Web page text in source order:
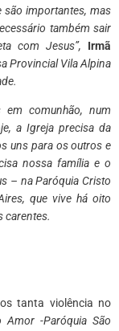
são importantes, mas
também sair
com Jesus”, Irmã
Provincial Vila Alpina
em comunhão, num
a Igreja precisa da
uns para os outros e
nossa família e o
– na Paróquia Cristo
que vive há oito
carentes.
tanta violência no
Amor -Paróquia São